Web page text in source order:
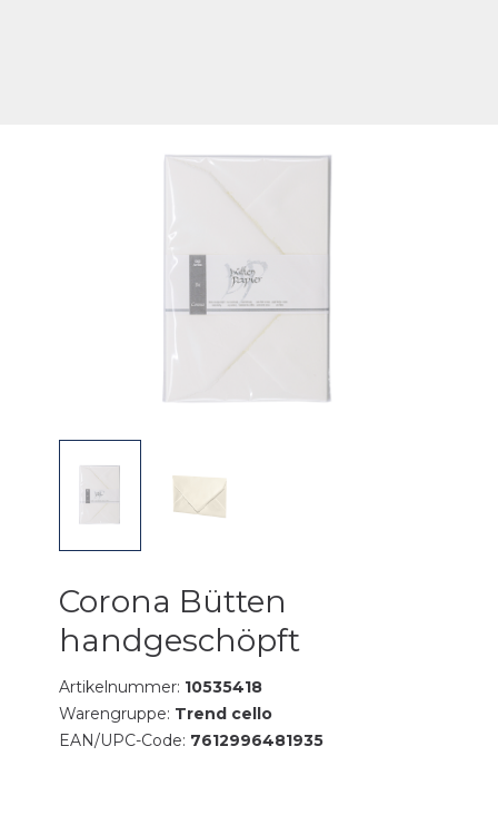
Corona Bütten
handgeschöpft
Artikelnummer: 10535418
Warengruppe: Trend cello
EAN/UPC-Code: 7612996481935